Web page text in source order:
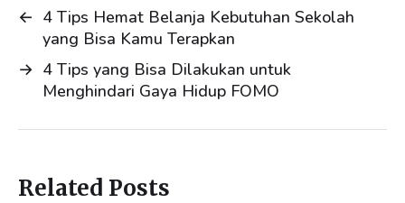
← 4 Tips Hemat Belanja Kebutuhan Sekolah
yang Bisa Kamu Terapkan
→ 4 Tips yang Bisa Dilakukan untuk
Menghindari Gaya Hidup FOMO
Related Posts